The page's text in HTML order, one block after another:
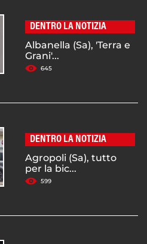
DENTRO LA NOTIZIA
Albanella (Sa), 'Terra e
Grani'...
645
DENTRO LA NOTIZIA
Agropoli (Sa), tutto
per la bic...
599